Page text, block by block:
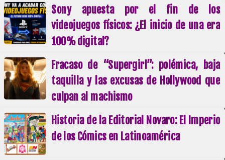
Sony apuesta por el fin de los
videojuegos físicos: ¿El inicio de una era
100% digital?
Fracaso de “Supergirl”: polémica, baja
taquilla y las excusas de Hollywood que
culpan al machismo
Historia de la Editorial Novaro: El Imperio
de los Cómics en Latinoamérica